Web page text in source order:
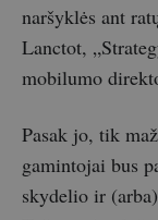
naršyklės ant
Lanctot,
mobilumo
Pasak jo, tik
gamintojai bus
skydelio ir